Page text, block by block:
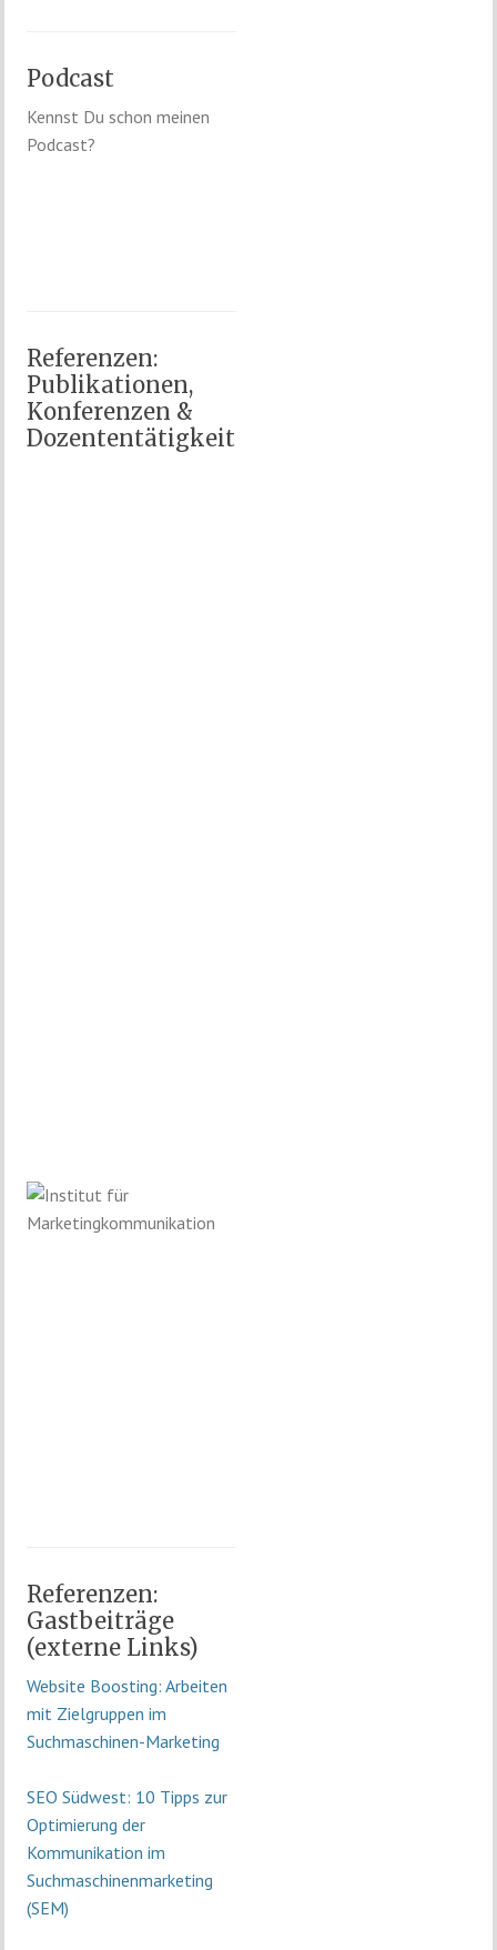
Podcast
Kennst Du schon meinen
Podcast?
Referenzen:
Publikationen,
Konferenzen &
Dozententätigkeit
Referenzen:
Gastbeiträge
(externe Links)
Website Boosting: Arbeiten
mit Zielgruppen im
Suchmaschinen-Marketing
SEO Südwest: 10 Tipps zur
Optimierung der
Kommunikation im
Suchmaschinenmarketing
(SEM)